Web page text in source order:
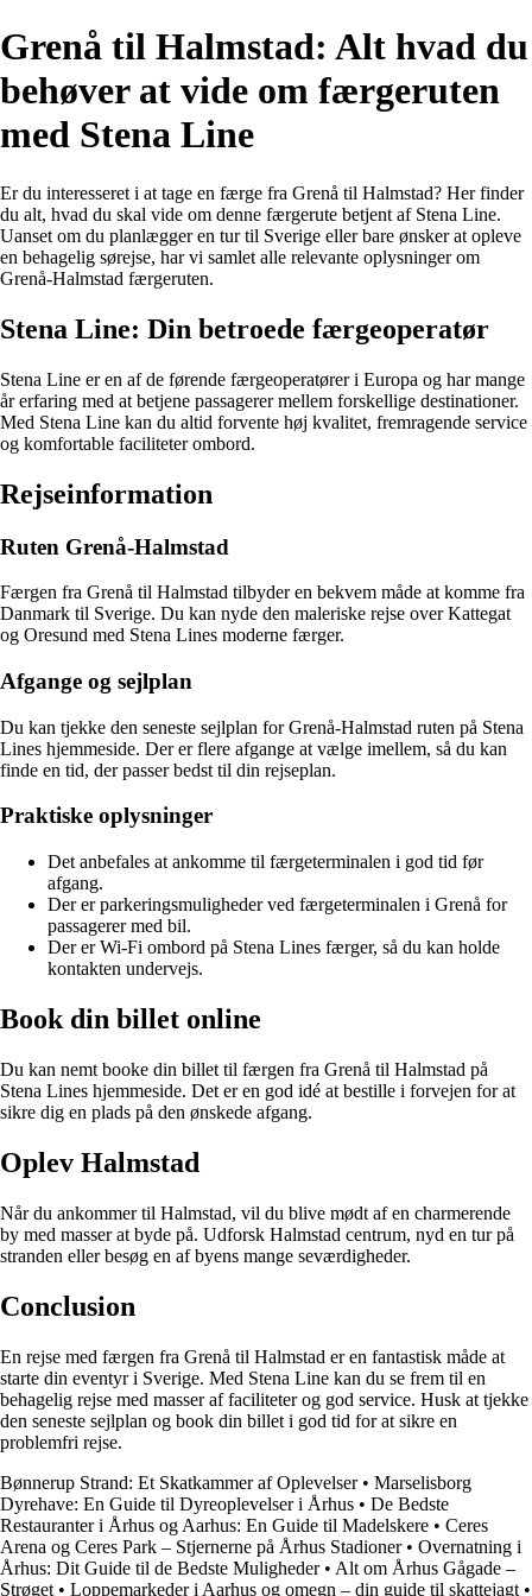
Grenå til Halmstad: Alt hvad du
behøver at vide om færgeruten
med Stena Line
Er du interesseret i at tage en færge fra Grenå til Halmstad? Her finder
du alt, hvad du skal vide om denne færgerute betjent af Stena Line.
Uanset om du planlægger en tur til Sverige eller bare ønsker at opleve
en behagelig sørejse, har vi samlet alle relevante oplysninger om
Grenå-Halmstad færgeruten.
Stena Line: Din betroede færgeoperatør
Stena Line er en af de førende færgeoperatører i Europa og har mange
år erfaring med at betjene passagerer mellem forskellige destinationer.
Med Stena Line kan du altid forvente høj kvalitet, fremragende service
og komfortable faciliteter ombord.
Rejseinformation
Ruten Grenå-Halmstad
Færgen fra Grenå til Halmstad tilbyder en bekvem måde at komme fra
Danmark til Sverige. Du kan nyde den maleriske rejse over Kattegat
og Oresund med Stena Lines moderne færger.
Afgange og sejlplan
Du kan tjekke den seneste sejlplan for Grenå-Halmstad ruten på Stena
Lines hjemmeside. Der er flere afgange at vælge imellem, så du kan
finde en tid, der passer bedst til din rejseplan.
Praktiske oplysninger
Det anbefales at ankomme til færgeterminalen i god tid før
afgang.
Der er parkeringsmuligheder ved færgeterminalen i Grenå for
passagerer med bil.
Der er Wi-Fi ombord på Stena Lines færger, så du kan holde
kontakten undervejs.
Book din billet online
Du kan nemt booke din billet til færgen fra Grenå til Halmstad på
Stena Lines hjemmeside. Det er en god idé at bestille i forvejen for at
sikre dig en plads på den ønskede afgang.
Oplev Halmstad
Når du ankommer til Halmstad, vil du blive mødt af en charmerende
by med masser at byde på. Udforsk Halmstad centrum, nyd en tur på
stranden eller besøg en af byens mange seværdigheder.
Conclusion
En rejse med færgen fra Grenå til Halmstad er en fantastisk måde at
starte din eventyr i Sverige. Med Stena Line kan du se frem til en
behagelig rejse med masser af faciliteter og god service. Husk at tjekke
den seneste sejlplan og book din billet i god tid for at sikre en
problemfri rejse.
Bønnerup Strand: Et Skatkammer af Oplevelser• Marselisborg
Dyrehave: En Guide til Dyreoplevelser i Århus • De Bedste
Restauranter i Århus og Aarhus: En Guide til Madelskere • Ceres
Arena og Ceres Park – Stjernerne på Århus Stadioner• Overnatning i
Århus: Dit Guide til de Bedste Muligheder• Alt om Århus Gågade –
Strøget • Loppemarkeder i Aarhus og omegn – din guide til skattejagt •